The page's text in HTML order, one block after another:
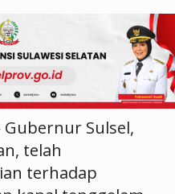
Gubernur Sulsel,
telah
terhadap